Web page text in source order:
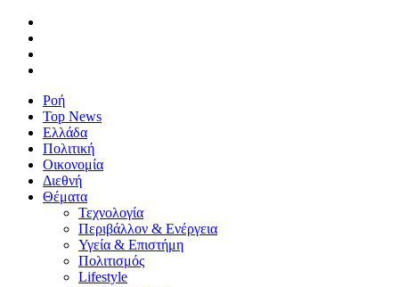
Ροή
Top News
Ελλάδα
Πολιτική
Οικονομία
Διεθνή
Θέματα
Τεχνολογία
Περιβάλλον & Ενέργεια
Υγεία & Επιστήμη
Πολιτισμός
Lifestyle